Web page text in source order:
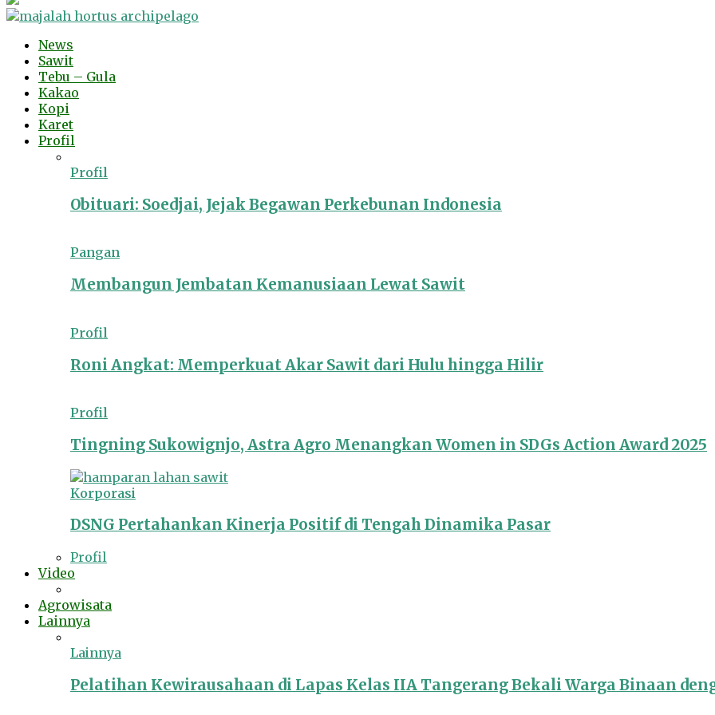
News
Sawit
Tebu – Gula
Kakao
Kopi
Karet
Profil
Profil
Obituari: Soedjai, Jejak Begawan Perkebunan Indonesia
Pangan
Membangun Jembatan Kemanusiaan Lewat Sawit
Profil
Roni Angkat: Memperkuat Akar Sawit dari Hulu hingga Hilir
Profil
Tingning Sukowignjo, Astra Agro Menangkan Women in SDGs Action Award 2025
Korporasi
DSNG Pertahankan Kinerja Positif di Tengah Dinamika Pasar
Profil
Video
Agrowisata
Lainnya
Lainnya
Pelatihan Kewirausahaan di Lapas Kelas IIA Tangerang Bekali Warga Binaan